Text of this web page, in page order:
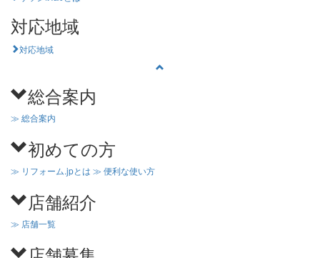
対応地域
対応地域
総合案内
≫ 総合案内
初めての方
≫ リフォーム.jpとは ≫ 便利な使い方
店舗紹介
≫ 店舗一覧
店舗募集